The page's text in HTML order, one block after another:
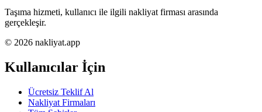
Taşıma hizmeti, kullanıcı ile ilgili nakliyat firması arasında
gerçekleşir.
© 2026 nakliyat.app
Kullanıcılar İçin
Ücretsiz Teklif Al
Nakliyat Firmaları